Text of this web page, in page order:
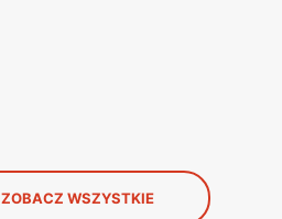
ZOBACZ WSZYSTKIE